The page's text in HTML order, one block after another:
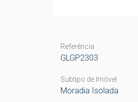
Referência
GLGP2303
Subtipo de Imóvel
Moradia Isolada